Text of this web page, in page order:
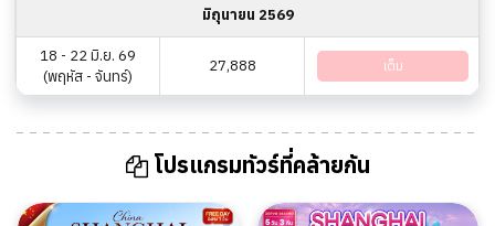
มิถุนายน 2569
18 - 22 มิ.ย. 69
(พฤหัส - จันทร์)
27,888 เต็ม
โปรแกรมทัวร์ที่คล้ายกัน